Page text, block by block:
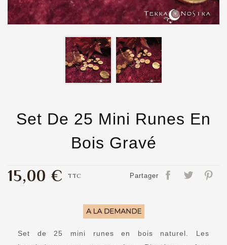
Set De 25 Mini Runes En
Bois Gravé
Partager
15,00 € TTC
Set de 25 mini runes en bois naturel. Les